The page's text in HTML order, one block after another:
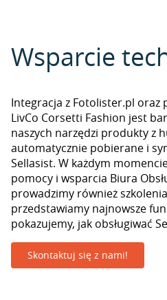
Wsparcie
Integracja z Fotolister.pl oraz
LivCo Corsetti Fashion jest
naszych narzędzi produkty z
automatycznie pobierane i
Sellasist. W każdym
pomocy i wsparcia Biura
prowadzimy również
przedstawiamy najnowsze
pokazujemy, jak obsługiwać
Skontaktuj się z nami!